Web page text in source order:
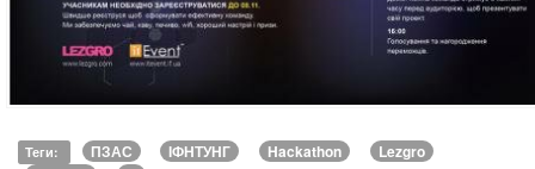
Теги: ПЗАС ІФНТУНГ Hackathon
Lezgro